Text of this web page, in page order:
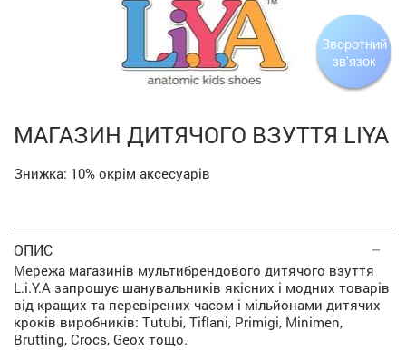
Зворотний
зв'язок
МАГАЗИН ДИТЯЧОГО ВЗУТТЯ LIYA
Знижка: 10% окрім аксесуарів
ОПИС
Мережа магазинів мультибрендового дитячого взуття
L.i.Y.A запрошує шанувальників якісних і модних товарів
від кращих та перевірених часом і мільйонами дитячих
кроків виробників: Tutubi, Tiflani, Primigi, Minimen,
Brutting, Crocs, Geox тощо.